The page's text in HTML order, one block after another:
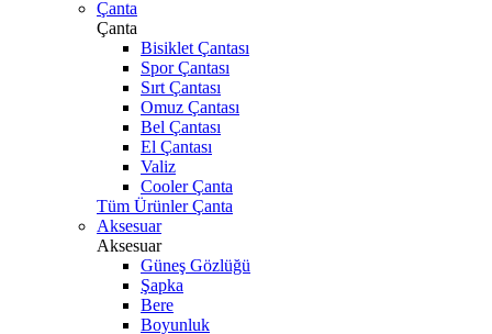
Çanta
Çanta
Bisiklet Çantası
Spor Çantası
Sırt Çantası
Omuz Çantası
Bel Çantası
El Çantası
Valiz
Cooler Çanta
Tüm Ürünler Çanta
Aksesuar
Aksesuar
Güneş Gözlüğü
Şapka
Bere
Boyunluk